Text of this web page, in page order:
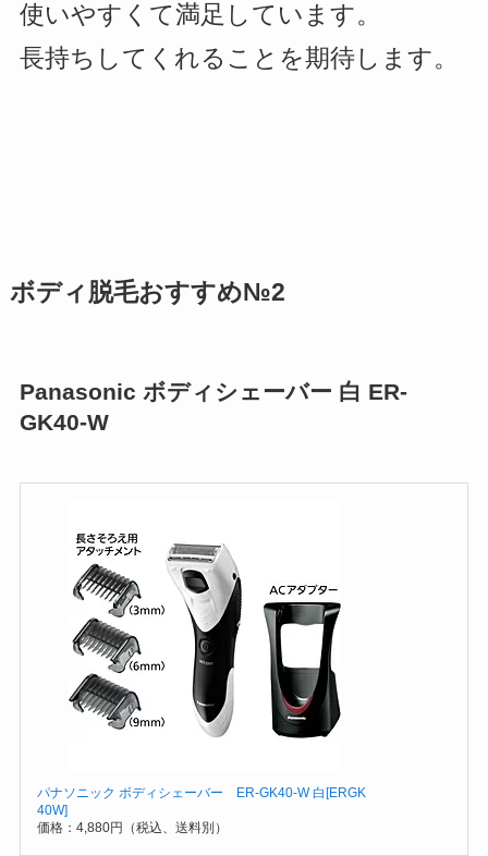
使いやすくて満足しています。
長持ちしてくれることを期待します。
ボディ脱毛おすすめ№2
Panasonic ボディシェーバー 白 ER-
GK40-W
パナソニック ボディシェーバー ER-GK40-W 白[ERGK
40W]
価格：4,880円（税込、送料別）